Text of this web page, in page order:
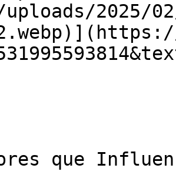
2025/
que